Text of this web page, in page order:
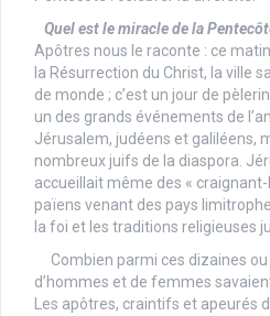
Quel est le miracle de la
Apôtres nous le raconte : ce
la Résurrection du Christ, la ville
de monde ; c’est un jour de
un des grands événements de
Jérusalem, judéens et galiléens,
nombreux juifs de la diaspora.
accueillait même des «
païens venant des pays
la foi et les traditions religieuses
Combien parmi ces dizaines
d’hommes et de femmes
Les apôtres, craintifs et apeurés